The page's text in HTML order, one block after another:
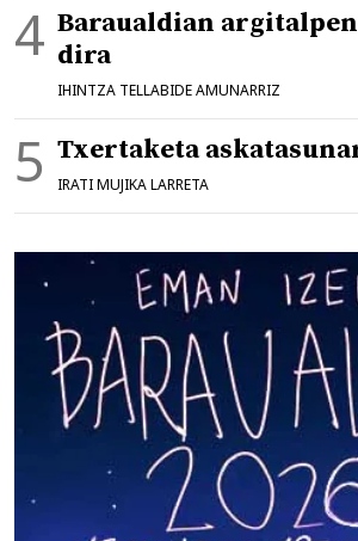
Baraualdian
dira
IHINTZA TELLABIDE AMUNARRIZ
Txertaketa
IRATI MUJIKA LARRETA